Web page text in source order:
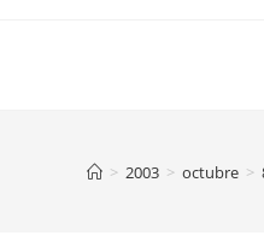
> 2003 > octubre >